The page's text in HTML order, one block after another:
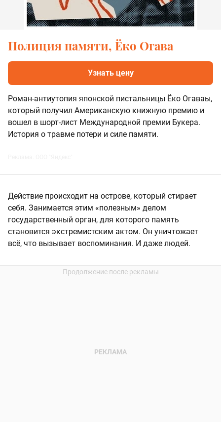
Полиция памяти, Ёко Огава
Узнать цену
Роман-антиутопия японской пистальницы Ёко Огаваы,
который получил Американскую книжную премию и
вошел в шорт-лист Международной премии Букера.
История о травме потери и силе памяти.
Действие происходит на острове, который стирает
себя. Занимается этим «полезным» делом
государственный орган, для которого память
становится экстремистским актом. Он уничтожает
всё, что вызывает воспоминания. И даже людей.